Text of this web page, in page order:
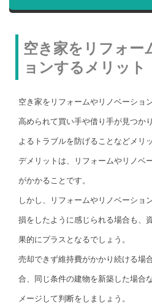
空き家をリフォー
ョンするメリット
空き家をリフォームやリノベーショ
高められて買い手や借り手が見つか
よるトラブルを防げることなどメリ
デメリットは、リフォームやリノベ
がかかることです。
しかし、リフォームやリノベーショ
損をしたように感じられる場合も、
果的にプラスとなるでしょう。
売却できず維持費がかかり続ける場
合、同じ条件の建物を新築した場合
メージして判断をしましょう。